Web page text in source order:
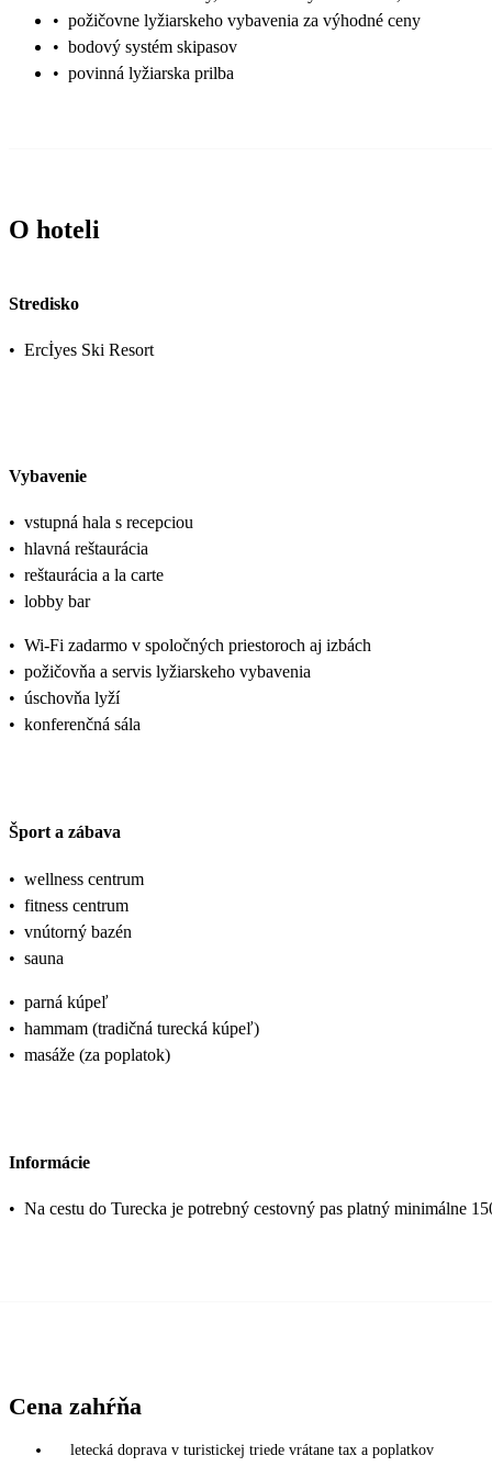
• požičovne lyžiarskeho vybavenia za výhodné ceny
• bodový systém skipasov
• povinná lyžiarska prilba
O hoteli
Stredisko
• Ercİyes Ski Resort
Vybavenie
• vstupná hala s recepciou
• hlavná reštaurácia
• reštaurácia a la carte
• lobby bar
• Wi-Fi zadarmo v spoločných priestoroch aj izbách
• požičovňa a servis lyžiarskeho vybavenia
• úschovňa lyží
• konferenčná sála
Šport a zábava
• wellness centrum
• fitness centrum
• vnútorný bazén
• sauna
• parná kúpeľ
• hammam (tradičná turecká kúpeľ)
• masáže (za poplatok)
Informácie
• Na cestu do Turecka je potrebný cestovný pas platný minimálne
Cena zahŕňa
letecká doprava v turistickej triede vrátane tax a poplatkov